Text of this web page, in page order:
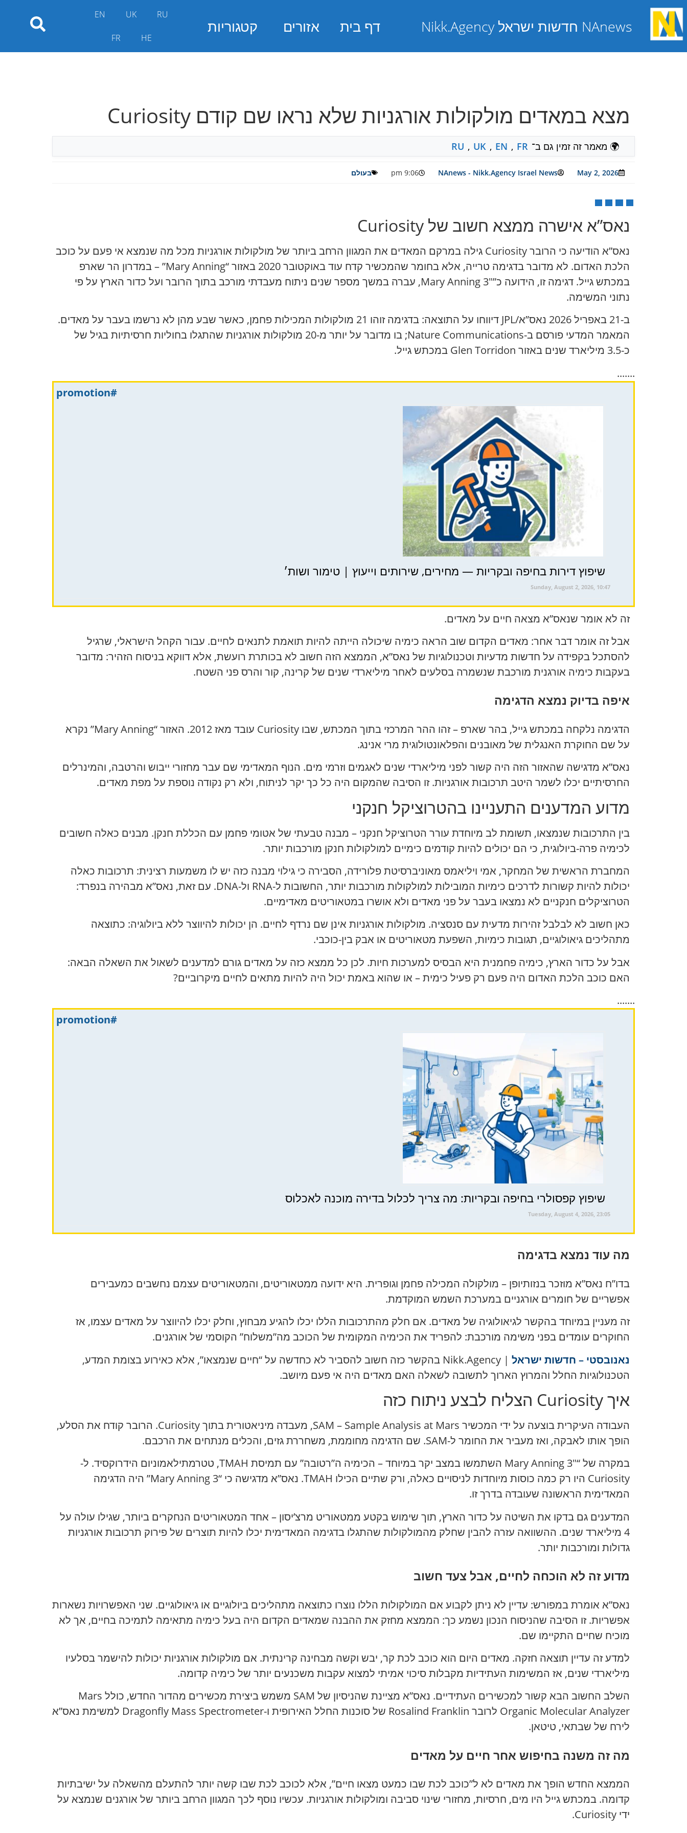
NAnews חדשות ישראל Nikk.Agency דף בית אזורים קטגוריות
RU
UK
EN
HE
FR
Curiosity מצא במאדים מולקולות אורגניות שלא נראו שם קודם
🌍 מאמר זה זמין גם ב־ RU , UK , EN , FR
May 2, 2026
NAnews - Nikk.Agency Israel News
9:06 pm בעולם
נאס”א אישרה ממצא חשוב של Curiosity
נאס”א הודיעה כי הרובר Curiosity גילה במרקם המאדים את המגוון הרחב ביותר של מולקולות אורגניות מכל מה שנמצא אי פעם על כוכב
הלכת האדום. לא מדובר בדגימה טרייה, אלא בחומר שהמכשיר קדח עוד באוקטובר 2020 באזור “Mary Anning” – במדרון הר שארפ
במכתש גייל. דגימה זו, הידועה כ”Mary Anning 3″, עברה במשך מספר שנים ניתוח מעבדתי מורכב בתוך הרובר ועל כדור הארץ על פי
נתוני המשימה.
ב-21 באפריל 2026 נאס”א/JPL דיווחו על התוצאה: בדגימה זוהו 21 מולקולות המכילות פחמן, כאשר שבע מהן לא נרשמו בעבר על מאדים.
המאמר המדעי פורסם ב-Nature Communications; בו מדובר על יותר מ-20 מולקולות אורגניות שהתגלו בחוליות חרסיתיות בגיל של
כ-3.5 מיליארד שנים באזור Glen Torridon במכתש גייל.
.......
#promotion
שיפוץ דירות בחיפה ובקריות — מחירים, שירותים וייעוץ | טימור ושות׳
Sunday, August 2, 2026, 10:47
זה לא אומר שנאס”א מצאה חיים על מאדים.
אבל זה אומר דבר אחר: מאדים הקדום שוב הראה כימיה שיכולה הייתה להיות תואמת לתנאים לחיים. עבור הקהל הישראלי, שרגיל
להסתכל בקפידה על חדשות מדעיות וטכנולוגיות של נאס”א, הממצא הזה חשוב לא בכותרת רועשת, אלא דווקא בניסוח הזהיר: מדובר
בעקבות כימיה אורגנית מורכבת שנשמרה בסלעים לאחר מיליארדי שנים של קרינה, קור והרס פני השטח.
איפה בדיוק נמצא הדגימה
הדגימה נלקחה במכתש גייל, בהר שארפ – זהו ההר המרכזי בתוך המכתש, שבו Curiosity עובד מאז 2012. האזור “Mary Anning” נקרא
על שם החוקרת האנגלית של מאובנים והפלאונטולוגית מרי אנינג.
נאס”א מדגישה שהאזור הזה היה קשור לפני מיליארדי שנים לאגמים וזרמי מים. הנוף המאדימי שם עבר מחזורי ייבוש והרטבה, והמינרלים
החרסיתיים יכלו לשמר היטב תרכובות אורגניות. זו הסיבה שהמקום היה כל כך יקר לניתוח, ולא רק נקודה נוספת על מפת מאדים.
מדוע המדענים התעניינו בהטרוציקל חנקני
בין התרכובות שנמצאו, תשומת לב מיוחדת עורר הטרוציקל חנקני – מבנה טבעתי של אטומי פחמן עם הכללת חנקן. מבנים כאלה חשובים
לכימיה פרה-ביולוגית, כי הם יכולים להיות קודמים כימיים למולקולות חנקן מורכבות יותר.
המחברת הראשית של המחקר, אמי ויליאמס מאוניברסיטת פלורידה, הסבירה כי גילוי מבנה כזה יש לו משמעות רצינית: תרכובות כאלה
יכולות להיות קשורות לדרכים כימיות המובילות למולקולות מורכבות יותר, החשובות ל-RNA ול-DNA. עם זאת, נאס”א מבהירה בנפרד:
הטרוציקלים חנקניים לא נמצאו בעבר על פני מאדים ולא אושרו במטאוריטים מאדימיים.
כאן חשוב לא לבלבל זהירות מדעית עם סנסציה. מולקולות אורגניות אינן שם נרדף לחיים. הן יכולות להיווצר ללא ביולוגיה: כתוצאה
מתהליכים גיאולוגיים, תגובות כימיות, השפעת מטאוריטים או אבק בין-כוכבי.
אבל על כדור הארץ, כימיה פחמנית היא הבסיס למערכות חיות. לכן כל ממצא כזה על מאדים גורם למדענים לשאול את השאלה הבאה:
האם כוכב הלכת האדום היה פעם רק פעיל כימית – או שהוא באמת יכול היה להיות מתאים לחיים מיקרוביים?
.......
#promotion
שיפוץ קפסולרי בחיפה ובקריות: מה צריך לכלול בדירה מוכנה לאכלוס
Tuesday, August 4, 2026, 23:05
מה עוד נמצא בדגימה
בדו”ח נאס”א מוזכר בנזותיופן – מולקולה המכילה פחמן וגופרית. היא ידועה ממטאוריטים, והמטאוריטים עצמם נחשבים כמעבירים
אפשריים של חומרים אורגניים במערכת השמש המוקדמת.
זה מעניין במיוחד בהקשר לגיאולוגיה של מאדים. אם חלק מהתרכובות הללו יכלו להגיע מבחוץ, וחלק יכלו להיווצר על מאדים עצמו, אז
החוקרים עומדים בפני משימה מורכבת: להפריד את הכימיה המקומית של הכוכב מה”משלוח” הקוסמי של אורגנים.
נאנובסטי – חדשות ישראל
| Nikk.Agency בהקשר כזה חשוב להסביר לא כחדשה על “חיים שנמצאו”, אלא כאירוע בצומת המדע,
הטכנולוגיות החלל והמרוץ הארוך לתשובה לשאלה האם מאדים היה אי פעם מיושב.
איך Curiosity הצליח לבצע ניתוח כזה
העבודה העיקרית בוצעה על ידי המכשיר SAM – Sample Analysis at Mars, מעבדה מיניאטורית בתוך Curiosity. הרובר קודח את הסלע,
הופך אותו לאבקה, ואז מעביר את החומר ל-SAM. שם הדגימה מחוממת, משחררת גזים, והכלים מנתחים את הרכבם.
במקרה של “Mary Anning 3″ השתמשו במצב יקר במיוחד – הכימיה ה”רטובה” עם תמיסת TMAH, טטרמתילאמוניום הידרוקסיד. ל-
Curiosity היו רק כמה כוסות מיוחדות לניסויים כאלה, ורק שתיים הכילו TMAH. נאס”א מדגישה כי “Mary Anning 3” היה הדגימה
המאדימית הראשונה שעובדה בדרך זו.
המדענים גם בדקו את השיטה על כדור הארץ, תוך שימוש בקטע ממטאוריט מרצ’יסון – אחד המטאוריטים הנחקרים ביותר, שגילו עולה על
4 מיליארד שנים. ההשוואה עזרה להבין שחלק מהמולקולות שהתגלו בדגימה המאדימית יכלו להיות תוצרים של פירוק תרכובות אורגניות
גדולות ומורכבות יותר.
מדוע זה לא הוכחה לחיים, אבל צעד חשוב
נאס”א אומרת במפורש: עדיין לא ניתן לקבוע אם המולקולות הללו נוצרו כתוצאה מתהליכים ביולוגיים או גיאולוגיים. שני האפשרויות נשארות
אפשריות. זו הסיבה שהניסוח הנכון נשמע כך: הממצא מחזק את ההבנה שמאדים הקדום היה בעל כימיה מתאימה לתמיכה בחיים, אך לא
מוכיח שחיים התקיימו שם.
למדע זה עדיין תוצאה חזקה. מאדים היום הוא כוכב לכת קר, יבש וקשה מבחינה קרינתית. אם מולקולות אורגניות יכולות להישמר בסלעיו
מיליארדי שנים, אז המשימות העתידיות מקבלות סיכוי אמיתי למצוא עקבות משכנעים יותר של כימיה קדומה.
השלב החשוב הבא קשור למכשירים העתידיים. נאס”א מציינת שהניסיון של SAM משמש ביצירת מכשירים מהדור החדש, כולל Mars
Organic Molecular Analyzer לרובר Rosalind Franklin של סוכנות החלל האירופית ו-Dragonfly Mass Spectrometer למשימת נאס”א
לירח של שבתאי, טיטאן.
מה זה משנה בחיפוש אחר חיים על מאדים
הממצא החדש הופך את מאדים לא ל”כוכב לכת שבו כמעט מצאו חיים”, אלא לכוכב לכת שבו קשה יותר להתעלם מהשאלה על ישיבתיות
קדומה. במכתש גייל היו מים, חרסיות, מחזורי שינוי סביבה ומולקולות אורגניות. עכשיו נוסף לכך המגוון הרחב ביותר של אורגנים שנמצא על
ידי Curiosity.